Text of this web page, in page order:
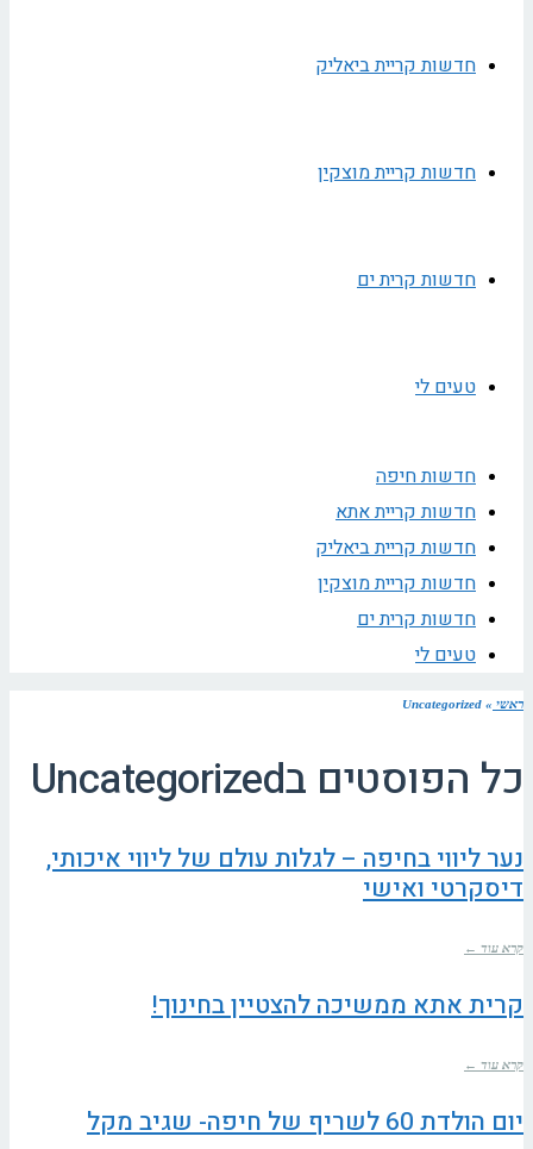
חדשות קריית ביאליק
חדשות קריית מוצקין
חדשות קרית ים
טעים לי
חדשות חיפה
חדשות קריית אתא
חדשות קריית ביאליק
חדשות קריית מוצקין
חדשות קרית ים
טעים לי
ראשי »
Uncategorized
כל הפוסטים בUncategorized
נער ליווי בחיפה – לגלות עולם של ליווי איכותי,
דיסקרטי ואישי
קרא עוד ←
קרית אתא ממשיכה להצטיין בחינוך!
קרא עוד ←
יום הולדת 60 לשריף של חיפה- שגיב מקל